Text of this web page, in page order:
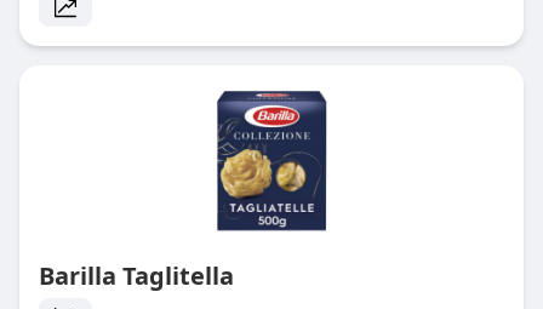
Barilla Taglitella